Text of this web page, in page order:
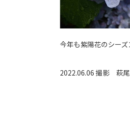
今年も紫陽花のシーズ
2022.06.06 撮影 萩